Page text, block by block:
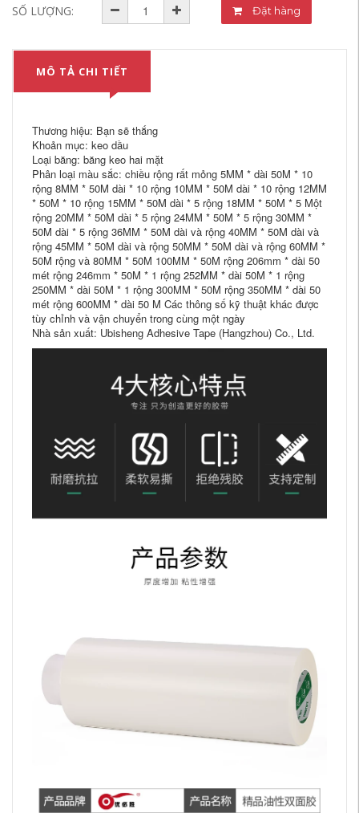
SỐ LƯỢNG: Đặt hàng
MÔ TẢ CHI TIẾT
Thương hiệu: Bạn sẽ thắng
Khoản mục: keo dầu
Loại băng: băng keo hai mặt
Phân loại màu sắc: chiều rộng rất mỏng 5MM * dài 50M * 10
rộng 8MM * 50M dài * 10 rộng 10MM * 50M dài * 10 rộng 12MM
* 50M * 10 rộng 15MM * 50M dài * 5 rộng 18MM * 50M * 5 Một
rộng 20MM * 50M dài * 5 rộng 24MM * 50M * 5 rộng 30MM *
50M dài * 5 rộng 36MM * 50M dài và rộng 40MM * 50M dài và
rộng 45MM * 50M dài và rộng 50MM * 50M dài và rộng 60MM *
50M rộng và 80MM * 50M 100MM * 50M rộng 206mm * dài 50
mét rộng 246mm * 50M * 1 rộng 252MM * dài 50M * 1 rộng
250MM * dài 50M * 1 rộng 300MM * 50M rộng 350MM * dài 50
mét rộng 600MM * dài 50 M Các thông số kỹ thuật khác được
tùy chỉnh và vận chuyển trong cùng một ngày
Nhà sản xuất: Ubisheng Adhesive Tape (Hangzhou) Co., Ltd.